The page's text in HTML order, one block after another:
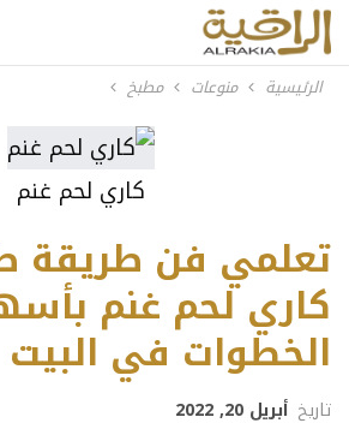
الرئيسية منوعات مطبخ
كاري لحم غنم
تعلمي فن
كاري لحم غنم
الخطوات في البيت
تاريخ أبريل 20, 2022